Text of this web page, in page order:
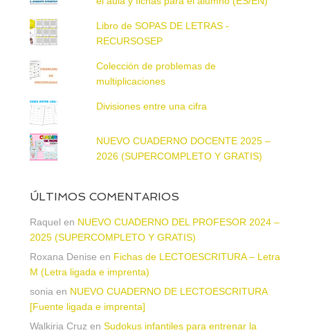
Libro de SOPAS DE LETRAS -
RECURSOSEP
Colección de problemas de
multiplicaciones
Divisiones entre una cifra
NUEVO CUADERNO DOCENTE 2025 –
2026 (SUPERCOMPLETO Y GRATIS)
ÚLTIMOS COMENTARIOS
Raquel en NUEVO CUADERNO DEL PROFESOR 2024 –
2025 (SUPERCOMPLETO Y GRATIS)
Roxana Denise en Fichas de LECTOESCRITURA – Letra
M (Letra ligada e imprenta)
sonia en NUEVO CUADERNO DE LECTOESCRITURA
[Fuente ligada e imprenta]
Walkiria Cruz en Sudokus infantiles para entrenar la